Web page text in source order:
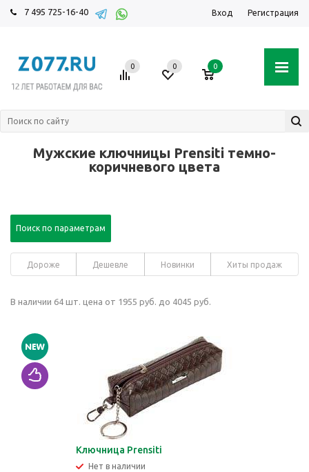
7 495 725-16-40 Вход Регистрация
0 0 0
Мужские ключницы Prensiti темно-
коричневого цвета
Поиск по параметрам
Дороже Дешевле Новинки Хиты продаж
В наличии 64 шт. цена от 1955 руб. до 4045 руб.
Ключница Prensiti
Нет в наличии